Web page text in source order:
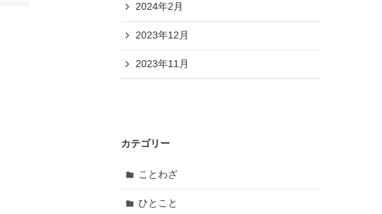
2024年2月
2023年12月
2023年11月
カテゴリー
ことわざ
ひとこと